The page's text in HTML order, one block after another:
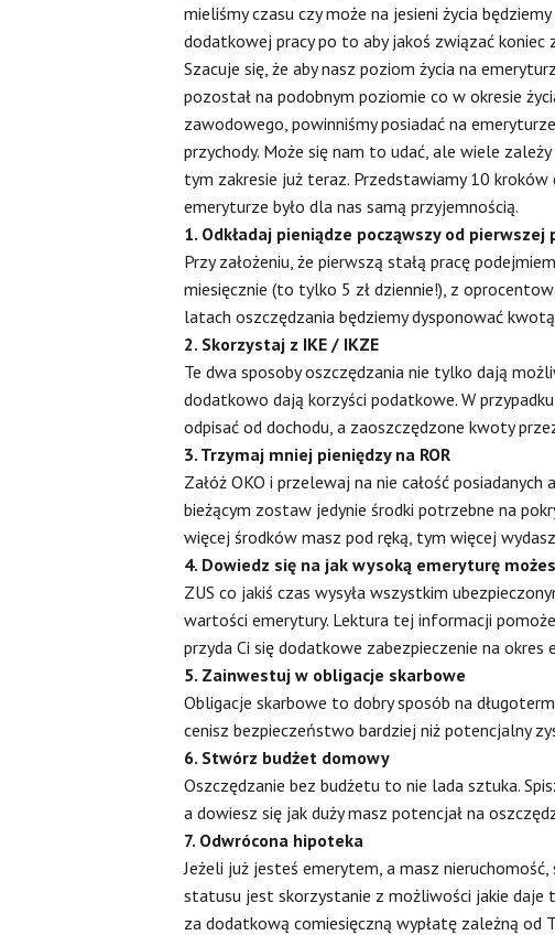
mieliśmy czasu czy może na jesieni życia
dodatkowej pracy po to aby jakoś związać koniec
Szacuje się, że aby nasz poziom życia na
pozostał na podobnym poziomie co w okresie
zawodowego, powinniśmy posiadać na
przychody. Może się nam to udać, ale wiele
tym zakresie już teraz. Przedstawiamy 10 kroków
emeryturze było dla nas samą przyjemnością.
1. Odkładaj pieniądze począwszy od pierwszej
Przy założeniu, że pierwszą stałą pracę
miesięcznie (to tylko 5 zł dziennie!), z
latach oszczędzania będziemy dysponować
2. Skorzystaj z IKE / IKZE
Te dwa sposoby oszczędzania nie tylko dają
dodatkowo dają korzyści podatkowe. W
odpisać od dochodu, a zaoszczędzone kwoty
3. Trzymaj mniej pieniędzy na ROR
Załóż OKO i przelewaj na nie całość
bieżącym zostaw jedynie środki potrzebne na
więcej środków masz pod ręką, tym więcej
4. Dowiedz się na jak wysoką emeryturę
ZUS co jakiś czas wysyła wszystkim
wartości emerytury. Lektura tej informacji
przyda Ci się dodatkowe zabezpieczenie na okres
5. Zainwestuj w obligacje skarbowe
Obligacje skarbowe to dobry sposób na
cenisz bezpieczeństwo bardziej niż potencjalny
6. Stwórz budżet domowy
Oszczędzanie bez budżetu to nie lada sztuka.
a dowiesz się jak duży masz potencjał na
7. Odwrócona hipoteka
Jeżeli już jesteś emerytem, a masz
statusu jest skorzystanie z możliwości jakie daje
za dodatkową comiesięczną wypłatę zależną od